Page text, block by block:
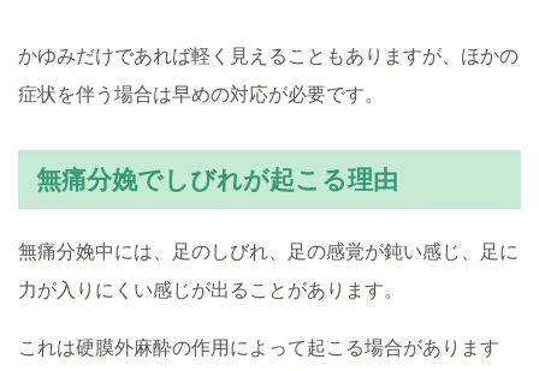
かゆみだけであれば軽く見えることもありますが、ほかの
症状を伴う場合は早めの対応が必要です。
無痛分娩でしびれが起こる理由
無痛分娩中には、足のしびれ、足の感覚が鈍い感じ、足に
力が入りにくい感じが出ることがあります。
これは硬膜外麻酔の作用によって起こる場合があります